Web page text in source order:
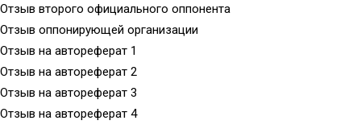
Отзыв второго официального оппонента
Отзыв оппонирующей организации
Отзыв на автореферат 1
Отзыв на автореферат 2
Отзыв на автореферат 3
Отзыв на автореферат 4